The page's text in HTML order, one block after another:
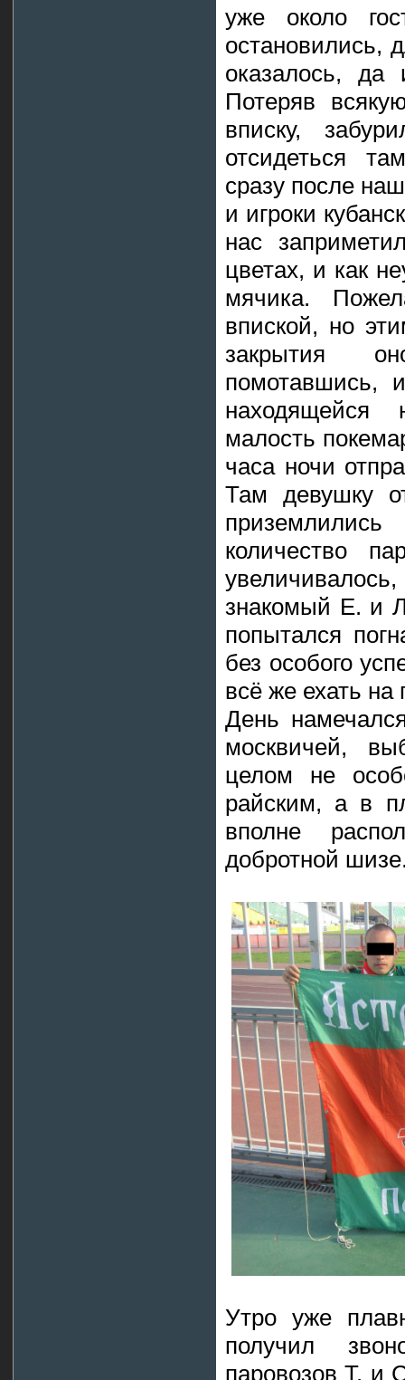
уже около
остановились,
оказалось,
Потеряв
вписку,
отсидеться
сразу после
и игроки
нас
цветах, и как
мячика.
впиской, но
закрытия
помотавшись,
находящейся
малость
часа ночи
Там девушку
количество
знакомый Е. и
попытался
без особого
всё же ехать на
День
москвичей,
целом не
райским, а в
вполне
добротной
Утро уже
получил
паровозов Т. и